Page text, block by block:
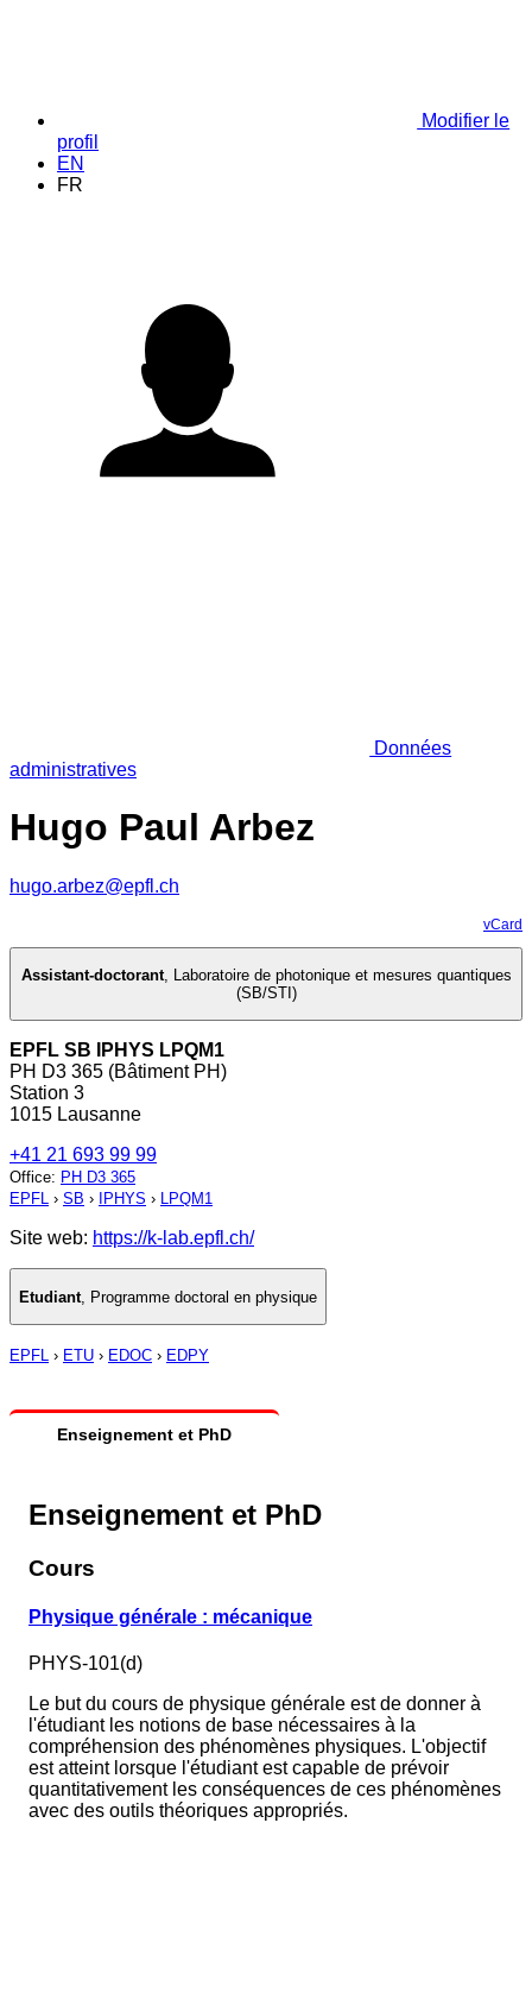
Modifier le
profil
EN
FR
Données
administratives
Hugo Paul Arbez
hugo.arbez@epfl.ch
vCard
Assistant-doctorant, Laboratoire de photonique et mesures quantiques
(SB/STI)
EPFL SB IPHYS LPQM1
PH D3 365 (Bâtiment PH)
Station 3
1015 Lausanne
+41 21 693 99 99
Office: PH D3 365
EPFL › SB › IPHYS › LPQM1
Site web: https://k-lab.epfl.ch/
Etudiant Programme doctoral en physique
EPFL › ETU › EDOC › EDPY
Enseignement et PhD
Enseignement et PhD
Cours
Physique générale : mécanique
PHYS-101(d)
Le but du cours de physique générale est de donner à
l'étudiant les notions de base nécessaires à la
compréhension des phénomènes physiques. L'objectif
est atteint lorsque l'étudiant est capable de prévoir
quantitativement les conséquences de ces phénomènes
avec des outils théoriques appropriés.